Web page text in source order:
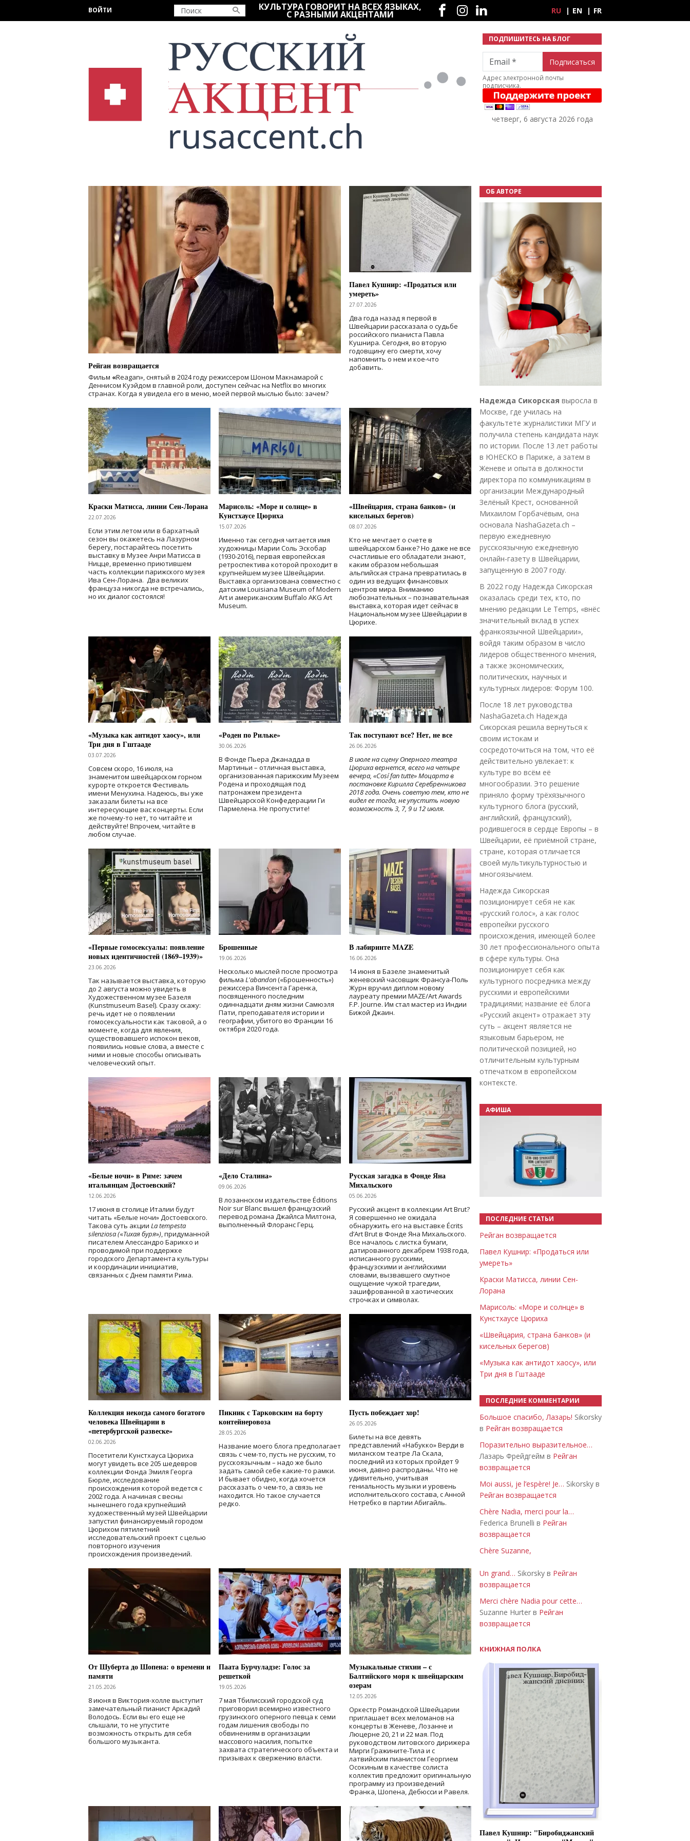
ВОЙТИ КУЛЬТУРА ГОВОРИТ НА ВСЕХ ЯЗЫКАХ,
С РАЗНЫМИ АКЦЕНТАМИ
Социальные сети
RU EN FR
ПОДПИШИТЕСЬ НА БЛОГ
Email
Адрес электронной почты
подписчика.
четверг, 6 августа 2026 года
Рейган возвращается
Фильм «Reagan», снятый в 2024 годурежиссером Шоном Макнамарой с
Деннисом Куэйдом в главной роли, доступен сейчас на Netflix во многих
странах. Когда я увидела его в меню, моей первой мыслью было: зачем?
Павел Кушнир: «Продаться или
умереть»
27.07.2026
Два года назад я первой в
Швейцарии рассказала о судьбе
российского пианиста Павла
Кушнира. Сегодня, во вторую
годовщину его смерти, хочу
напомнить о нем и кое-что
добавить.
Краски Матисса, линии Сен-Лорана
22.07.2026
Если этим летом или в бархатный
сезон вы окажетесь на Лазурном
берегу, постарайтесь посетить
выставку в Музее Анри Матисса в
Ницце, временно приютившем
часть коллекции парижского музея
Ива Сен-Лорана. Два великих
француза никогда не встречались,
но их диалог состоялся!
Марисоль: «Море и солнце» в
Кунстхаусе Цюриха
15.07.2026
Именно так сегодня читается имя
художницы Марии Соль Эскобар
(1930-2016), первая европейская
ретроспектива которой проходит в
крупнейшем музее Швейцарии.
Выставка организована совместно с
датским Louisiana Museum of Modern
Art и американским Buffalo AKG Art
Museum.
«Швейцария, страна банков» (и
кисельных берегов)
08.07.2026
Кто не мечтает о счете в
швейцарском банке? Но даже не все
счастливые его обладатели знают,
каким образом небольшая
альпийская страна превратилась в
один из ведущих финансовых
центров мира. Вниманию
любознательных – познавательная
выставка, которая идет сейчас в
Национальном музее Швейцарии в
Цюрихе.
«Музыка как антидот хаосу», или
Три дня в Гштааде
03.07.2026
Совсем скоро, 16 июля, на
знаменитом швейцарском горном
курорте откроется Фестиваль
имени Менухина. Надеюсь, вы уже
заказали билеты на все
интересующие вас концерты. Если
же почему-то нет, то читайте и
действуйте! Впрочем, читайте в
любом случае.
«Роден по Рильке»
30.06.2026
В Фонде Пьера Джанадда в
Мартиньи – отличная выставка,
организованная парижским Музеем
Родена и проходящая под
патронажем президента
Швейцарской Конфедерации Ги
Пармелена. Не пропустите!
Так поступают все? Нет, не все
26.06.2026
В июле на сцену Оперного театра
Цюриха вернется, всего на четыре
вечера, «Cosí fan tutte» Моцарта в
постановке Кирилла Серебренникова
2018 года. Очень советую тем, кто не
видел ее тогда, не упустить новую
возможность 3, 7, 9 и 12 июля.
«Первые гомосексуалы: появление
новых идентичностей (1869–1939)»
23.06.2026
Так называется выставка, которую
до 2 августа можно увидеть в
Художественном музее Базеля
(Kunstmuseum Basel). Сразу скажу:
речь идет не о появлении
гомосексуальности как таковой, а о
моменте, когда для явления,
существовавшего испокон веков,
появились новые слова, а вместе с
ними и новые способы описывать
человеческий опыт.
Брошенные
19.06.2026
Несколько мыслей после просмотра
фильма L'abandon(«Брошенность»)
режиссера Винсента Гаренка,
посвященного последним
одиннадцати дням жизни Самюэля
Пати, преподавателя истории и
географии, убитого во Франции 16
октября 2020 года.
В лабиринте MAZE
16.06.2026
14 июня в Базеле знаменитый
женевский часовщик Франсуа-Поль
Журн вручил диплом новому
лауреату премии MAZE/Art Awards
F.P. Journe. Им стал мастер из Индии
Бижой Джаин.
«Белые ночи» в Риме: зачем
итальянцам Достоевский?
12.06.2026
17 июня в столице Италии будут
читать «Белые ночи» Достоевского.
Такова суть акции La tempesta
silenziosa («Тихая буря»), придуманной
писателем Алессандро Барикко и
проводимой при поддержке
городского Департамента культуры
и координации инициатив,
связанных с Днем памяти Рима.
«Дело Сталина»
09.06.2026
В лозаннском издательстве Éditions
Noir sur Blanc вышел французский
перевод романа Джайлса Милтона,
выполненный Флоранс Герц.
Русская загадка в Фонде Яна
Михальского
05.06.2026
Русский акцент в коллекции Art Brut?
Я совершенно не ожидала
обнаружить его на выставке Écrits
d’Art Brut в Фонде Яна Михальского.
Все началось с листка бумаги,
датированного декабрем 1938 года,
исписанного русскими,
французскими и английскими
словами, вызвавшего смутное
ощущение чужой трагедии,
зашифрованной в хаотических
строчках и символах.
Коллекция некогда самого богатого
человека Швейцарии в
«петербургской развеске»
02.06.2026
Посетители Кунстхауса Цюриха
могут увидеть все 205 шедевров
коллекции Фонда Эмиля Георга
Бюрле, исследование
происхождения которой ведется с
2002 года. А начиная с весны
нынешнего года крупнейший
художественный музей Швейцарии
запустил финансируемый городом
Цюрихом пятилетний
исследовательский проект с целью
повторного изучения
происхождения произведений.
Пикник с Тарковским на борту
контейнеровоза
28.05.2026
Название моего блога предполагает
связь с чем-то, пусть не русским, то
русскоязычным – надо же было
задать самой себе какие-то рамки.
И бывает обидно, когда хочется
рассказать о чем-то, а связь не
находится. Но такое случается
редко.
Пусть побеждает хор!
26.05.2026
Билеты на все девять
представлений «Набукко» Верди в
миланском театре Ла Скала,
последний из которых пройдет 9
июня, давно распроданы. Что не
удивительно, учитывая
гениальность музыки и уровень
исполнительского состава, с Анной
Нетребко в партии Абигайль.
От Шуберта до Шопена: о времени и
памяти
21.05.2026
8 июня в Виктория-холле выступит
замечательный пианист Аркадий
Володось. Если вы его еще не
слышали, то не упустите
возможность открыть для себя
большого музыканта.
Паата Бурчуладзе: Голос за
решеткой
19.05.2026
7 мая Тбилисский городской суд
приговорил всемирно известного
грузинского оперного певца к семи
годам лишения свободы по
обвинениям в организации
массового насилия, попытке
захвата стратегического объекта и
призывах к свержению власти.
Музыкальные стихии – с
Балтийского моря к швейцарским
озерам
12.05.2026
Оркестр Романдской Швейцарии
приглашает всех меломанов на
концерты в Женеве, Лозанне и
Люцерне 20, 21 и 22 мая. Под
руководством литовского дирижера
Мирги Гражините-Тила и с
латвийским пианистом Георгием
Осокиным в качестве солиста
коллектив предложит оригинальную
программу из произведений
Франка, Шопена, Дебюсси и Равеля.
ОБ АВТОРЕ
Надежда Сикорская выросла в
Москве, где училась на
факультете журналистики МГУ и
получила степень кандидата наук
по истории. После 13 лет работы
в ЮНЕСКО в Париже, а затем в
Женеве и опыта в должности
директора по коммуникациям в
организации Международный
Зелёный Крест, основанной
Михаилом Горбачёвым, она
основала NashaGazeta.ch –
первую ежедневную
русскоязычную ежедневную
онлайн-газету в Швейцарии,
запущенную в 2007 году.
В 2022 году Надежда Сикорская
оказалась среди тех, кто, по
мнению редакции Le Temps, «внёс
значительный вклад в успех
франкоязычной Швейцарии»,
войдя таким образом в число
лидеров общественного мнения,
а также экономических,
политических, научных и
культурных лидеров: Форум 100.
После 18 лет руководства
NashaGazeta.ch Надежда
Сикорская решила вернуться к
своим истокам и
сосредоточиться на том, что её
действительно увлекает: к
культуре во всём её
многообразии. Это решение
приняло форму трёхязычного
культурного блога (русский,
английский, французский),
родившегося в сердце Европы – в
Швейцарии, её приёмной стране,
стране, которая отличается
своей мультикультурностью и
многоязычием.
Надежда Сикорская
позиционирует себя не как
«русский голос», а как голос
европейки русского
происхождения, имеющей более
30 лет профессионального опыта
в сфере культуры. Она
позиционирует себя как
культурного посредника между
русскими и европейскими
традициями; название её блога
«Русский акцент» отражает эту
суть – акцент является не
языковым барьером, не
политической позицией, но
отличительным культурным
отпечатком в европейском
контексте.
АФИША
ПОСЛЕДНИЕ СТАТЬИ
Рейган возвращается
Павел Кушнир: «Продаться или
умереть»
Краски Матисса, линии Сен-
Лорана
Марисоль: «Море и солнце» в
Кунстхаусе Цюриха
«Швейцария, страна банков» (и
кисельных берегов)
«Музыка как антидот хаосу», или
Три дня в Гштааде
ПОСЛЕДНИЕ КОММЕНТАРИИ
Большое спасибо, Лазарь! Sikorsky
в Рейган возвращается
Поразительно выразительное…
Лазарь Фрейдгейм в Рейган
возвращается
Moi aussi, je l’espère! Je… Sikorsky в
Рейган возвращается
Chère Nadia, merci pour la…
Federica Brunelli в Рейган
возвращается
Chère Suzanne,
Un grand… Sikorsky в Рейган
возвращается
Merci chère Nadia pour cette…
Suzanne Hurter в Рейган
возвращается
КНИЖНАЯ ПОЛКА
Павел Кушнир: "Биробиджанский